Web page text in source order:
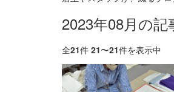
2023年08月の記
全21件 21〜21件を表示中